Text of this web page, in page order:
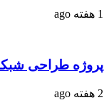
1 هفته ago
پروژه طراحی
2 هفته ago